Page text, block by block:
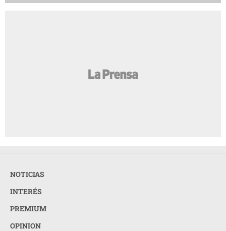
NOTICIAS
INTERÉS
PREMIUM
OPINION